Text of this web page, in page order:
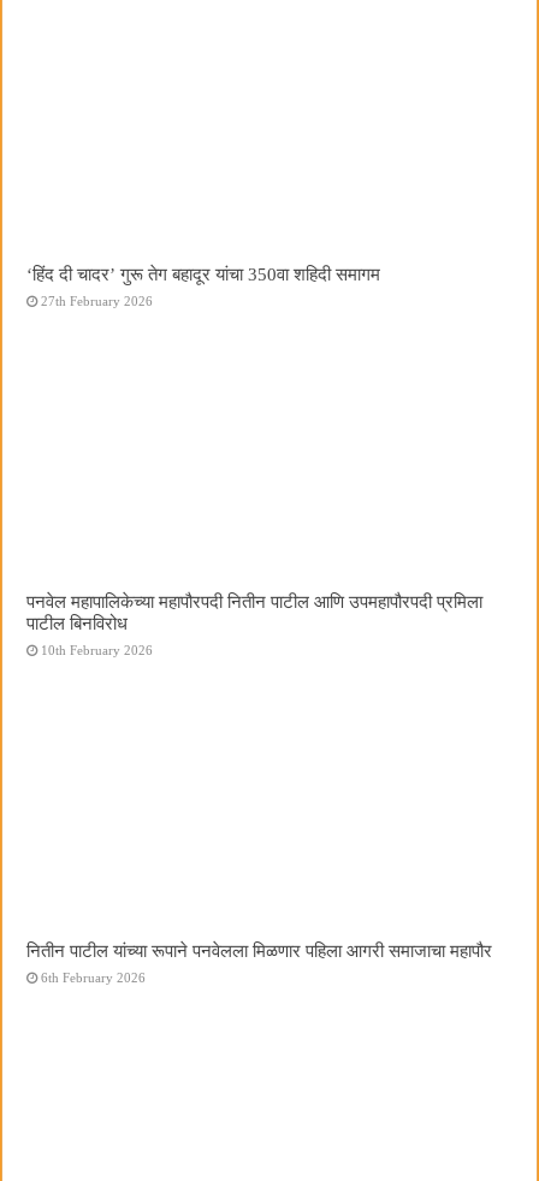
‘हिंद दी चादर’ गुरू तेग बहादूर यांचा 350वा शहिदी समागम
27th February 2026
पनवेल महापालिकेच्या महापौरपदी नितीन पाटील आणि उपमहापौरपदी प्रमिला
पाटील बिनविरोध
10th February 2026
नितीन पाटील यांच्या रूपाने पनवेलला मिळणार पहिला आगरी समाजाचा महापौर
6th February 2026